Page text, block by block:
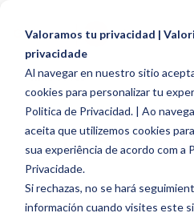
Valoramos tu privacidad |
privacidade
Al navegar en nuestro sitio
cookies para personalizar tu
Politica de Privacidad. | Ao
aceita que utilizemos cookies
sua experiência de acordo com a
Privacidade.
Si rechazas, no se hará
información cuando visites este
HR TOPICS
RECOGNITION